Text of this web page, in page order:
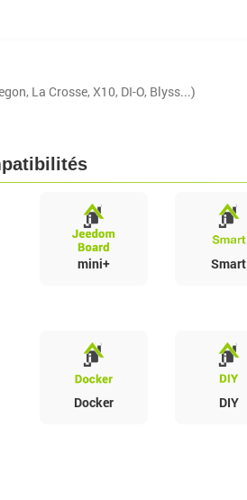
La Crosse, X10, DI-O, Blyss...)
mini+ Smart
Docker DIY